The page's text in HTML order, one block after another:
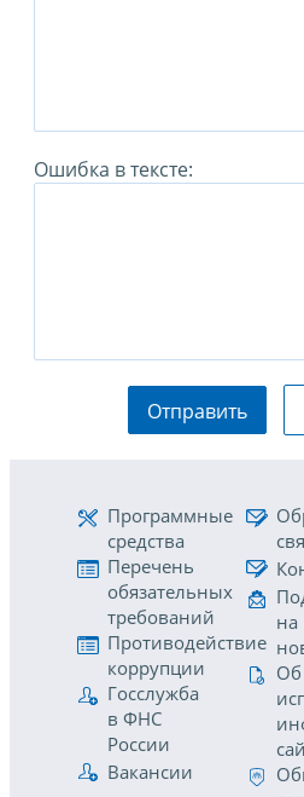
Ошибка в тексте:
Отправить
Программные
средства
Перечень
обязательных
требований
Противодействие
коррупции
Госслужба
в ФНС
России
Вакансии
на
Об